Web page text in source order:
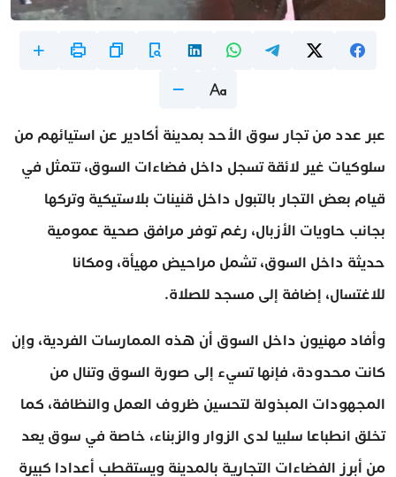
عبر عدد من تجار سوق الأحد بمدينة أكادير عن استيائهم من
سلوكيات غير لائقة تسجل داخل فضاءات السوق، تتمثل في
قيام بعض التجار بالتبول داخل قنينات بلاستيكية وتركها
بجانب حاويات الأزبال، رغم توفر مرافق صحية عمومية
حديثة داخل السوق، تشمل مراحيض مهيأة، ومكانا
للاغتسال، إضافة إلى مسجد للصلاة.
وأفاد مهنيون داخل السوق أن هذه الممارسات الفردية، وإن
كانت محدودة، فإنها تسيء إلى صورة السوق وتنال من
المجهودات المبذولة لتحسين ظروف العمل والنظافة، كما
تخلق انطباعا سلبيا لدى الزوار والزبناء، خاصة في سوق يعد
من أبرز الفضاءات التجارية بالمدينة ويستقطب أعدادا كبيرة